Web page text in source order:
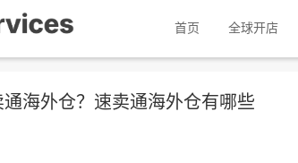
首页 全球开店
海外仓？速卖通海外仓有哪些